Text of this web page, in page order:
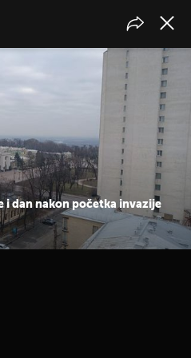
i dan nakon početka invazije